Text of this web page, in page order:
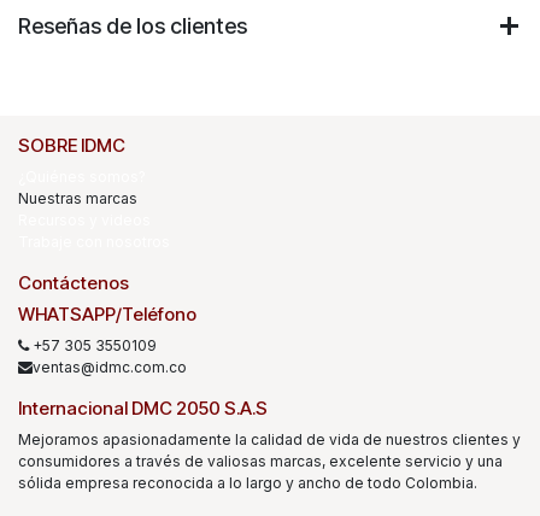
Reseñas de los clientes
SOBRE IDMC
Nuestras marcas
Contáctenos
WHATSAPP/Teléfono
+57 305 3550109
ventas@idmc.com.co
Internacional DMC 2050 S.A.S
Mejoramos apasionadamente la calidad de vida de nuestros clientes y
consumidores a través de valiosas marcas, excelente servicio y una
sólida empresa reconocida a lo largo y ancho de todo Colombia.